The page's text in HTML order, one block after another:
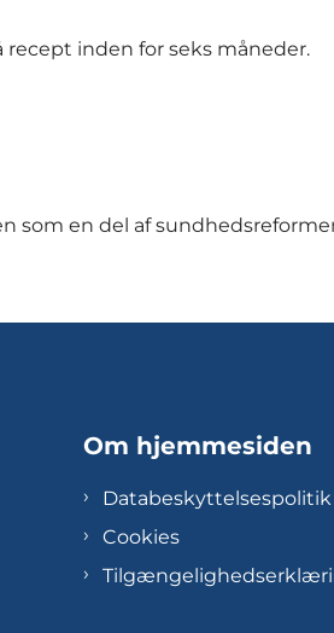
inden for seks måneder.
som en del af
Om hjemmesiden
Databeskyttelsespolitik
Cookies